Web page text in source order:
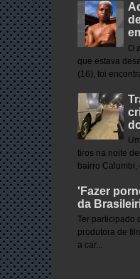
O
que estava
(16), foi
tiros na noite
bairro Calumbi,
'Fazer
da
Ter
produtora de
a car...